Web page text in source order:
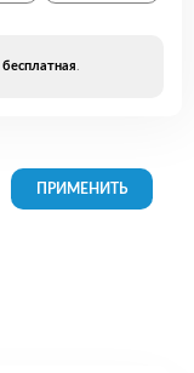
бесплатная.